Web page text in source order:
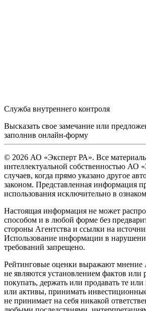
Служба внутреннего контроля
Высказать свое замечание или
заполнив онлайн-форму
© 2026 АО «Эксперт РА». Все
интеллектуальной собственностью АО
случаев, когда прямо указано другое
законом. Представленная информация
использования исключительно в
Настоящая информация не может
способом и в любой форме без
стороны Агентства и ссылки на
Использование информации в
требований запрещено.
Рейтинговые оценки выражают
не являются установлением фактов или
покупать, держать или продавать те
или активы, принимать
не принимает на себя никакой